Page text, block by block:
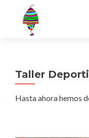
Taller
Hasta ahora hemos